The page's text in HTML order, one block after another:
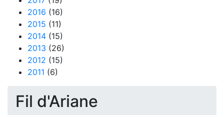
2016 (16)
2015 (11)
2014 (15)
2013 (26)
2012 (15)
2011 (6)
Fil d'Ariane